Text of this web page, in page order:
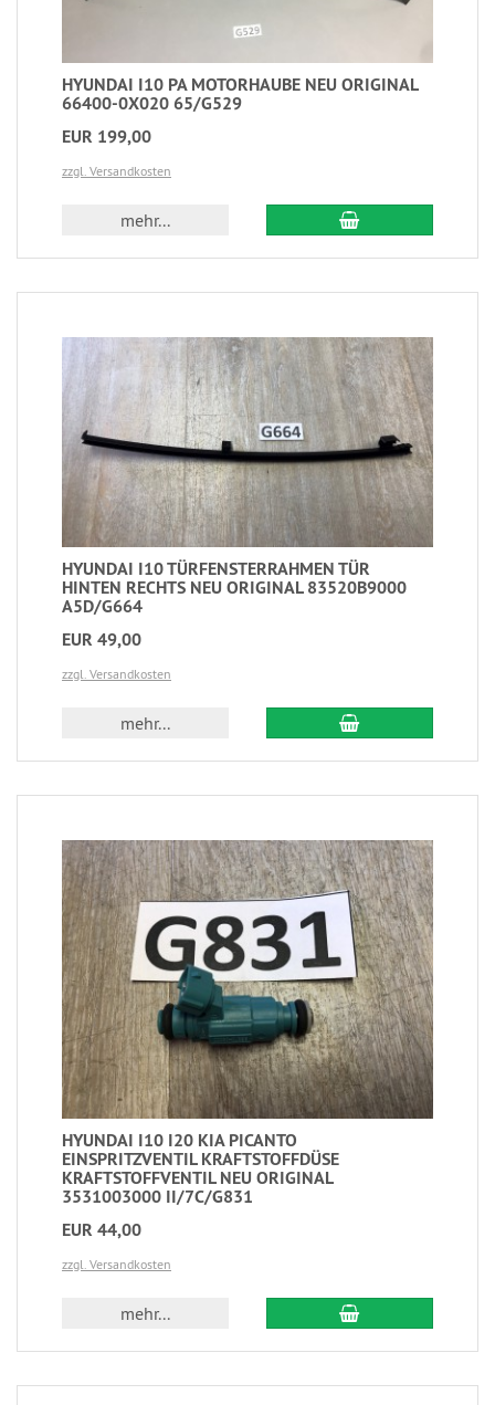
HYUNDAI I10 PA MOTORHAUBE NEU ORIGINAL
66400-0X020 65/G529
EUR 199,00
zzgl. Versandkosten
mehr...
HYUNDAI I10 TÜRFENSTERRAHMEN TÜR
HINTEN RECHTS NEU ORIGINAL 83520B9000
A5D/G664
EUR 49,00
zzgl. Versandkosten
mehr...
HYUNDAI I10 I20 KIA PICANTO
EINSPRITZVENTIL KRAFTSTOFFDÜSE
KRAFTSTOFFVENTIL NEU ORIGINAL
3531003000 II/7C/G831
EUR 44,00
zzgl. Versandkosten
mehr...